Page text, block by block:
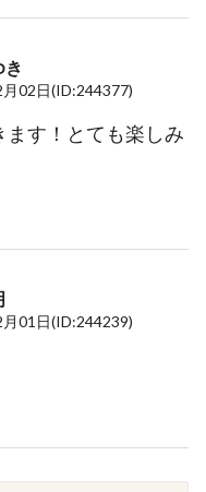
き
02日(ID:244377)
ます！とても楽しみ
01日(ID:244239)